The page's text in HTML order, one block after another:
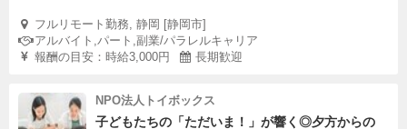
フルリモート勤務, 静岡 [静岡市]
アルバイト,パート,副業/パラレルキャリア
報酬の目安：時給3,000円
長期歓迎
NPO法人トイボックス
子どもたちの「ただいま！」が響く◎夕方からの